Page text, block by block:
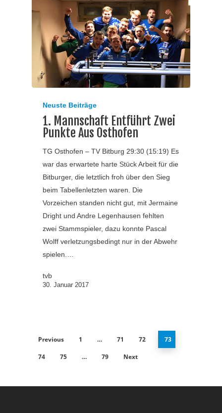
Neuste Beiträge
1. Mannschaft Entführt Zwei
Punkte Aus Osthofen
TG Osthofen – TV Bitburg 29:30 (15:19) Es
war das erwartete harte Stück Arbeit für die
Bitburger, die letztlich froh über den Sieg
beim Tabellenletzten waren. Die
Vorzeichen standen nicht gut, mit Jermaine
Dright und Andre Legenhausen fehlten
zwei Stammspieler, dazu konnte Pascal
Wolff verletzungsbedingt nur in der Abwehr
spielen.…
tvb
30. Januar 2017
Previous 1 … 71 72 73
74 75 … 79 Next